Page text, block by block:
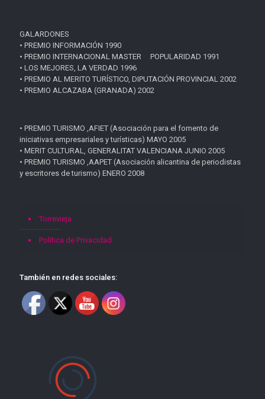
GALARDONES
• PREMIO INFORMACIÓN 1990
• PREMIO INTERNACIONAL MASTER POPULARIDAD 1991
• LOS MEJORES, LA VERDAD 1996
• PREMIO AL MERITO TURÍSTICO, DIPUTACIÓN PROVINCIAL 2002
• PREMIO ALCAZABA (GRANADA) 2002
• PREMIO TURISMO ,AFIET (Asociación para el fomento de
iniciativas empresariales y turísticas) MAYO 2005
• MERIT CULTURAL, GENERALITAT VALENCIANA JUNIO 2005
• PREMIO TURISMO ,AAPET (Asociación alicantina de periodistas
y escritores de turismo) ENERO 2008
Torrevieja
Política de Privacidad
También en redes sociales: